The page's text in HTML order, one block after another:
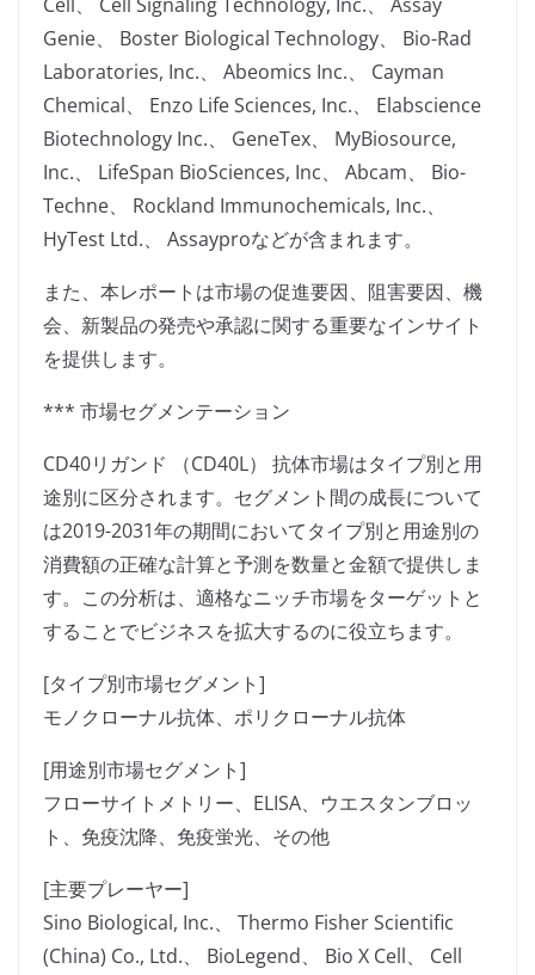
Genie、 Boster Biological Technology、 Bio-Rad
Laboratories, Inc.、 Abeomics Inc.、 Cayman
Chemical、 Enzo Life Sciences, Inc.、 Elabscience
Biotechnology Inc.、 GeneTex、 MyBiosource,
Inc.、 LifeSpan BioSciences, Inc、 ​​Abcam、 Bio-
Techne、 Rockland Immunochemicals, Inc.、
HyTest Ltd.、 Assayproなどが含まれます。
また、本レポートは市場の促進要因、阻害要因、機
会、新製品の発売や承認に関する重要なインサイト
を提供します。
*** 市場セグメンテーション
CD40リガンド （CD40L） 抗体市場はタイプ別と用
途別に区分されます。セグメント間の成長について
は2019-2031年の期間においてタイプ別と用途別の
消費額の正確な計算と予測を数量と金額で提供しま
す。この分析は、適格なニッチ市場をターゲットと
することでビジネスを拡大するのに役立ちます。
[タイプ別市場セグメント]
モノクローナル抗体、ポリクローナル抗体
[用途別市場セグメント]
フローサイトメトリー、ELISA、ウエスタンブロッ
ト、免疫沈降、免疫蛍光、その他
[主要プレーヤー]
Sino Biological, Inc.、 Thermo Fisher Scientific
(China) Co., Ltd.、 BioLegend、 Bio X Cell、 Cell